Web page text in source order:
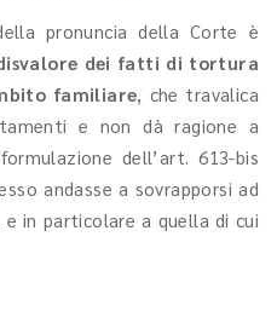
pronuncia della Corte è
dei fatti di tortura
familiare, che travalica
e non dà ragione a
dell’art. 613-bis
andasse a sovrapporsi ad
in particolare a quella di cui